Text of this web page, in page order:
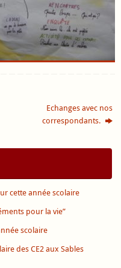
Echanges avec nos
correspondants.
cette année scolaire
pour la vie”
scolaire
des CE2 aux Sables